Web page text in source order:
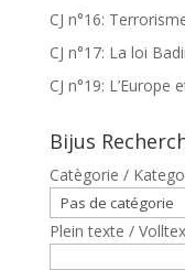
CJ n°16:
CJ n°17: La loi
CJ n°19:
Bijus
Catègorie /
Plein texte /